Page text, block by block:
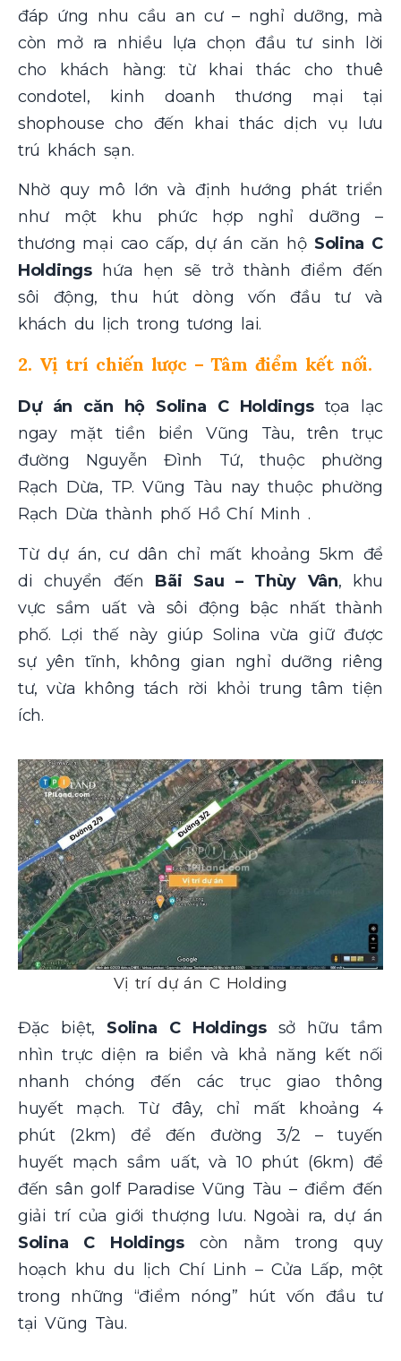
đáp ứng nhu cầu an cư – nghỉ dưỡng, mà
còn mở ra nhiều lựa chọn đầu tư sinh lời
cho khách hàng: từ khai thác cho thuê
condotel, kinh doanh thương mại tại
shophouse cho đến khai thác dịch vụ lưu
trú khách sạn.
Nhờ quy mô lớn và định hướng phát triển
như một khu phức hợp nghỉ dưỡng –
thương mại cao cấp, dự án căn hộ Solina C
Holdingshứa hẹn sẽ trở thành điểm đến
sôi động, thu hút dòng vốn đầu tư và
khách du lịch trong tương lai.
2. Vị trí chiến lược – Tâm điểm kết nối.
Dự án căn hộ Solina C Holdingstọa lạc
ngay mặt tiền biển Vũng Tàu, trên trục
đường Nguyễn Đình Tứ, thuộc phường
Rạch Dừa, TP. Vũng Tàu nay thuộc phường
Rạch Dừa thành phố Hồ Chí Minh .
Từ dự án, cư dân chỉ mất khoảng 5km để
di chuyển đến Bãi Sau – Thùy Vân, khu
vực sầm uất và sôi động bậc nhất thành
phố. Lợi thế này giúp Solina vừa giữ được
sự yên tĩnh, không gian nghỉ dưỡng riêng
tư, vừa không tách rời khỏi trung tâm tiện
ích.
Vị trí dự án C Holding
Đặc biệt, Solina C Holdingssở hữu tầm
nhìn trực diện ra biển và khả năng kết nối
nhanh chóng đến các trục giao thông
huyết mạch. Từ đây, chỉ mất khoảng 4
phút (2km) để đến đường 3/2 – tuyến
huyết mạch sầm uất, và 10 phút (6km) để
đến sân golf Paradise Vũng Tàu – điểm đến
giải trí của giới thượng lưu. Ngoài ra, dự án
Solina C Holdingscòn nằm trong quy
hoạch khu du lịch Chí Linh – Cửa Lấp, một
trong những “điểm nóng” hút vốn đầu tư
tại Vũng Tàu.